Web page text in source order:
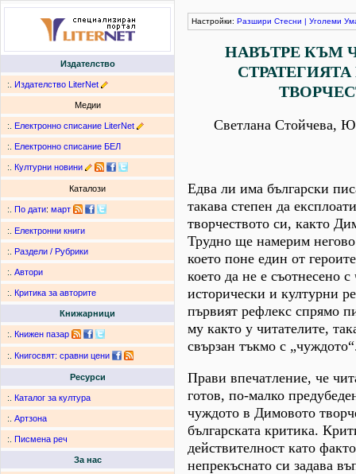
Издателство
:. Издателство LiterNet
Медии
:. Електронно списание LiterNet
:. Електронно списание БЕЛ
:. Културни новини
Каталози
:. По дати: март
:. Електронни книги
:. Раздели / Рубрики
:. Автори
:. Критика за авторите
Книжарници
:. Книжен пазар
:. Книгосвят: сравни цени
Ресурси
:. Каталог за култура
:. Артзона
:. Писмена реч
За нас
Настройки: Разшири Стесни | Уголеми
НАВЪТРЕ КЪМ
Светлана Стойчева,
Едва ли има български
такава степен да
творчеството си, както
Трудно ще намерим
което поне един от
което да не е съотнесено
исторически и културни
първият рефлекс спрямо
му както у читателите,
свързан тъкмо с
Прави впечатление, че
готов, по-малко
чуждото в Димовото
българската критика.
действителност като
непрекъснато си задава